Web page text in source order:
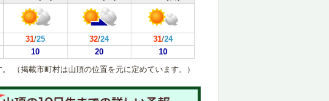
31/25 32/24 31/24
10 20
10
（掲載市町村は山頂の位置を元に定めています。）